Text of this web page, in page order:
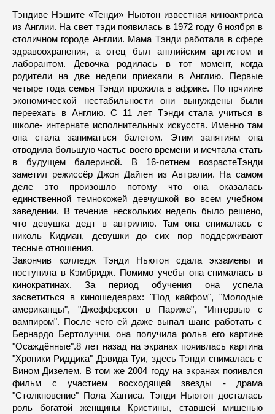
Тэндиве Нэшите «Тенди» Ньютон известная киноактриса
из Англии. На свет тэди появилась в 1972 году 6 ноября в
столичном городе Англии. Мама Тэнди работала в сфере
здравоохранения, а отец был английским артистом и
лаборантом. Девочка родилась в тот момент, когда
родители на две недели приехали в Англию. Первые
четыре года семья Тэнди прожила в африке. По прчиине
экономической нестабильности они вынуждены были
переехать в Англию. С 11 лет Тэнди стала учиться в
школе- интернате исполнительных искусств. Именно там
она стала заниматься балетом. Этим занятиям она
отводила большую частьс воего времени и мечтала стать
в будущем балериной. В 16-летнем возрастеТэнди
заметил режиссёр Джон Дайген из Автралии. На самом
деле это произошло потому что она оказалась
единственной темнокожей девчушкой во всем учебном
заведении. В течение нескольких недель было решено,
что девушка дедт в автрилию. Там она снималась с
николь Кидман, девушки до сих пор поддерживают
тесные отношения.
Закончив колледж Тэнди Ньютон сдала экзамены и
поступила в Кэмбридж. Помимо учебы она снималась в
кинократинах. За период обучения она успела
засветиться в киношедеврах: "Под кайфом", "Молодые
американцы", "Джефферсон в Париже", "Интервью с
вампиром". После чего ей даже выпал шанс работать с
Бернардо Бертолуччи, она получила рольв его картине
"Осаждённые".8 лет назад на экранах пояивлась картина
"Хроники Риддика" Дэвида Туи, здесь Тэнди снималась с
Вином Дизелем. В том же 2004 году на экранах пояивлся
фильм с участием восходящей звезды - драма
"Столкновение" Пола Хаггиса. Тэнди Ньютон досталась
роль богатой женщины Кристины, ставшей мишенью